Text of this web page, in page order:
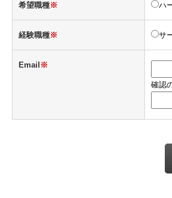
希望職種※ ハ
経験職種※ サ
Email ※
確認